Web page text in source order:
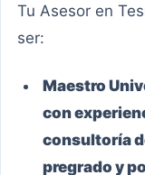
Tu Asesor en
ser:
Maestro
con
consultoría
pregrado y